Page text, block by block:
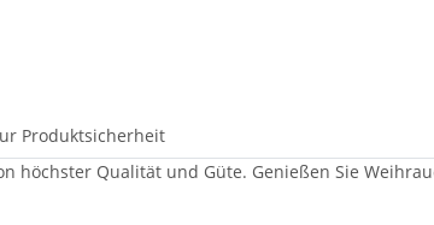
Produktsicherheit
Qualität und Güte. Genießen Sie